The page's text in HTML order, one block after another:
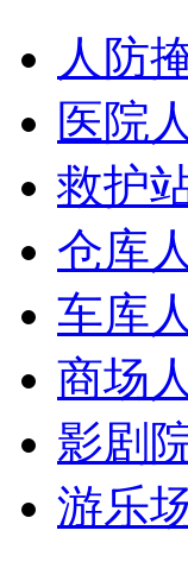
人防
医院
救护
仓库
车库
商场
影剧
游乐